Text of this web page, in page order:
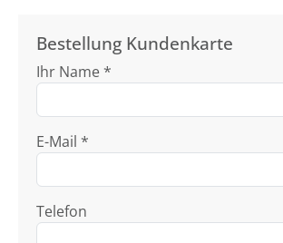
Bestellung Kundenkarte
Ihr Name *
E-Mail *
Telefon